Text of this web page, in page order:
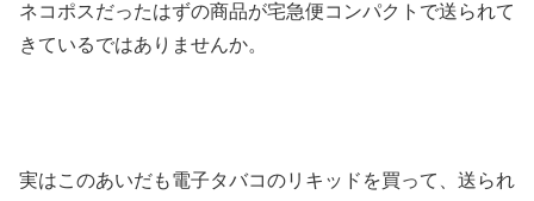
ネコポスだったはずの商品が宅急便コンパクトで送られて
きているではありませんか。
実はこのあいだも電子タバコのリキッドを買って、送られ